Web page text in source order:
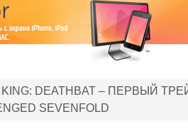
KING: DEATHBAT – ПЕРВЫЙ
SEVENFOLD